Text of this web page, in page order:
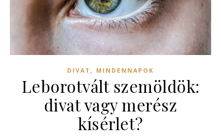
DIVAT , MINDENNAPOK
Leborotvált szemöldök:
divat vagy merész
kísérlet?